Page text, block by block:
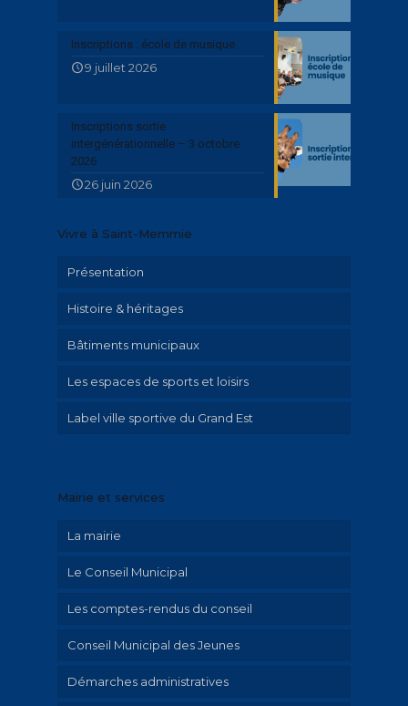
Inscriptions : école de musique
9 juillet 2026
Inscriptions sortie
intergénérationnelle – 3 octobre
2026
26 juin 2026
Vivre à Saint-Memmie
Présentation
Histoire & héritages
Patrimoine
Parcours historique
Illustrations Irolla
Bâtiments municipaux
Les espaces de sports et loisirs
Label ville sportive du Grand Est
Mairie et services
La mairie
Le Conseil Municipal
Les comptes-rendus du conseil
Conseil Municipal des Jeunes
Démarches administratives